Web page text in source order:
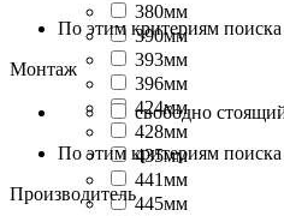
380мм
390мм
393мм
396мм
424мм
428мм
435мм
441мм
445мм
По этим критериям
Монтаж
свободно
По этим критериям
Производитель